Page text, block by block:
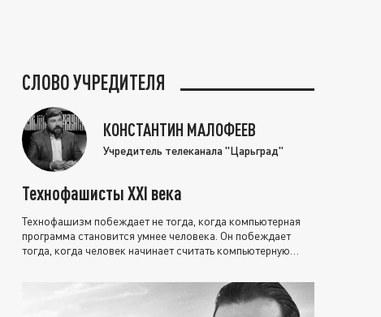
СЛОВО УЧРЕДИТЕЛЯ
КОНСТАНТИН МАЛОФЕЕВ
Учредитель телеканала "Царьград"
Технофашисты XXI века
Технофашизм побеждает не тогда, когда компьютерная
программа становится умнее человека. Он побеждает
тогда, когда человек начинает считать компьютерную